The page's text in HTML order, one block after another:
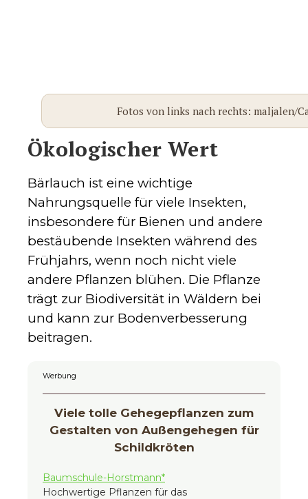
Fotos von links nach rechts: maljalen/
Ökologischer Wert
Bärlauch ist eine wichtige
Nahrungsquelle für viele Insekten,
insbesondere für Bienen und andere
bestäubende Insekten während des
Frühjahrs, wenn noch nicht viele
andere Pflanzen blühen. Die Pflanze
trägt zur Biodiversität in Wäldern bei
und kann zur Bodenverbesserung
beitragen.
Werbung
Viele tolle Gehegepflanzen zum
Gestalten von Außengehegen für
Schildkröten
Baumschule-Horstmann*
Hochwertige Pflanzen für das